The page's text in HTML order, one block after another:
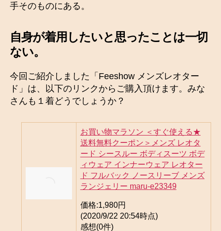
手そのものにある。
自身が着用したいと思ったことは一切
ない。
今回ご紹介しました「Feeshow メンズレオター
ド」は、以下のリンクからご購入頂けます。みな
さんも１着どうでしょうか？
お買い物マラソン ＜すぐ使える★
送料無料クーポン＞メンズ レオタ
ード シースルー ボディスーツ ボデ
ィウェア インナーウェア レオター
ド フルバック ノースリーブ メンズ
ランジェリー maru-e23349
価格:1,980円
(2020/9/22 20:54時点)
感想(0件)